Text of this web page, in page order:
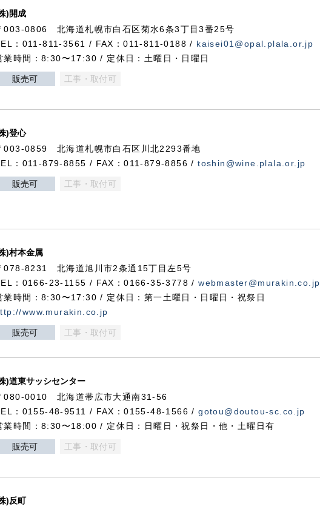
)開成
003-0806 北海道札幌市白石区菊水6条3丁目3番25号
：011-811-3561 / FAX：011-811-0188 / kaisei01@opal.plala.or.jp
業時間：8:30〜17:30 / 定休日：土曜日・日曜日
販売可 工事・取付可
)登心
003-0859 北海道札幌市白石区川北2293番地
：011-879-8855 / FAX：011-879-8856 /toshin@wine.plala.or.jp
販売可 工事・取付可
)村本金属
078-8231 北海道旭川市2条通15丁目左5号
：0166-23-1155 / FAX：0166-35-3778 /webmaster@murakin.co.jp
業時間：8:30〜17:30 / 定休日：第一土曜日・日曜日・祝祭日
www.murakin.co.jp
販売可 工事・取付可
)道東サッシセンター
080-0010 北海道帯広市大通南31-56
：0155-48-9511 / FAX：0155-48-1566 /gotou@doutou-sc.co.jp
業時間：8:30〜18:00 / 定休日：日曜日・祝祭日・他・土曜日有
販売可 工事・取付可
)反町